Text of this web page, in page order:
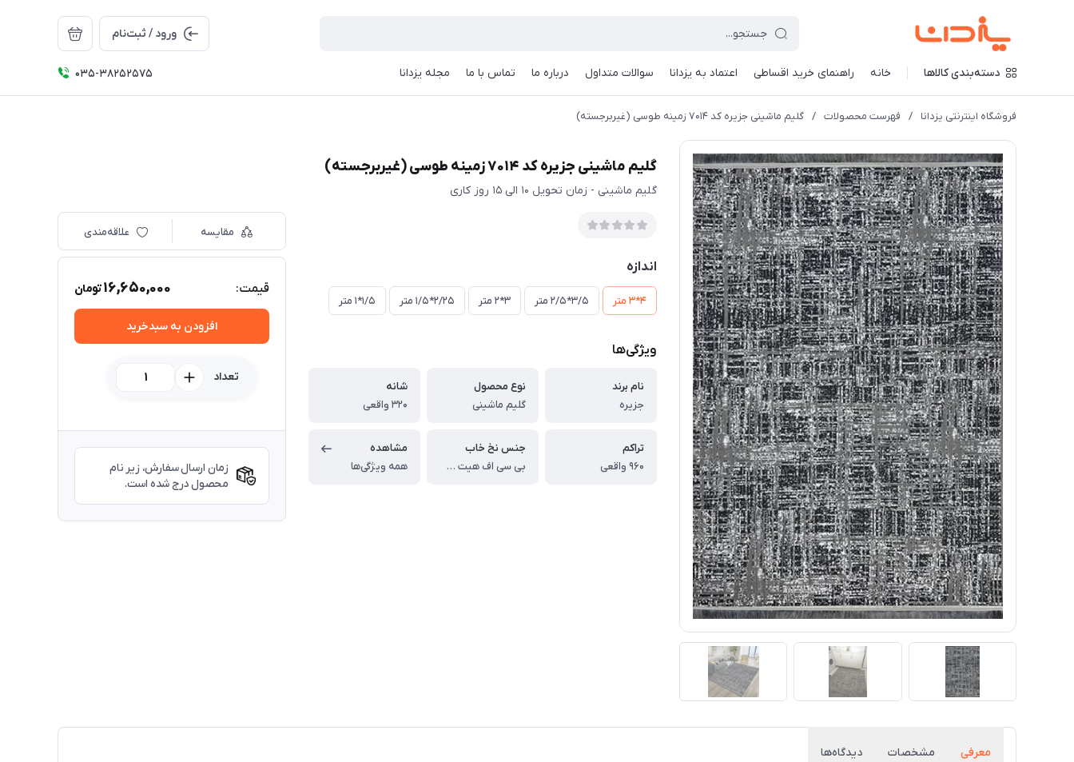
ورود / ثبت‌نام
دسته‌بندی کالاها خانه راهنمای خرید اقساطی اعتماد به یزدانا سوالات متداول درباره ما تماس با ما مجله یزدانا 035-38252575
فروشگاه اینترنتی یزدانا / فهرست محصولات / گلیم ماشینی جزیره کد 7014 زمینه طوسی (غیربرجسته)
گلیم ماشینی جزیره کد 7014 زمینه طوسی (غیربرجسته)
گلیم ماشینی - زمان تحویل 10 الی 15 روز کاری
اندازه
4*3 متر 3/5*2/5 متر 3*2 متر 2/25*1/5 متر 1/5*1 متر
ویژگی‌ها
نام برند
جزیره
نوع محصول
گلیم ماشینی
شانه
320 واقعی
تراکم
960 واقعی
جنس نخ خاب
بی سی اف هیت ست شده
مشاهده
همه ویژگی‌ها
مقایسه علاقه‌مندی
قیمت: 16,650,000تومان
افزودن به سبدخرید
تعداد
زمان ارسال سفارش، زیر نام
محصول درج شده است.
معرفی مشخصات دیدگاه‌ها